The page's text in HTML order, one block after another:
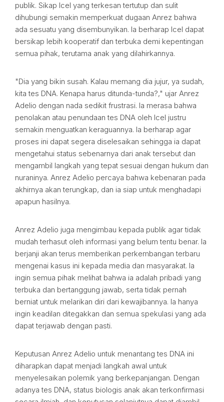
publik. Sikap Icel yang terkesan tertutup dan sulit
dihubungi semakin memperkuat dugaan Anrez bahwa
ada sesuatu yang disembunyikan. Ia berharap Icel dapat
bersikap lebih kooperatif dan terbuka demi kepentingan
semua pihak, terutama anak yang dilahirkannya.
"Dia yang bikin susah. Kalau memang dia jujur, ya sudah,
kita tes DNA. Kenapa harus ditunda-tunda?," ujar Anrez
Adelio dengan nada sedikit frustrasi. Ia merasa bahwa
penolakan atau penundaan tes DNA oleh Icel justru
semakin menguatkan keraguannya. Ia berharap agar
proses ini dapat segera diselesaikan sehingga ia dapat
mengetahui status sebenarnya dari anak tersebut dan
mengambil langkah yang tepat sesuai dengan hukum dan
nuraninya. Anrez Adelio percaya bahwa kebenaran pada
akhirnya akan terungkap, dan ia siap untuk menghadapi
apapun hasilnya.
Anrez Adelio juga mengimbau kepada publik agar tidak
mudah terhasut oleh informasi yang belum tentu benar. Ia
berjanji akan terus memberikan perkembangan terbaru
mengenai kasus ini kepada media dan masyarakat. Ia
ingin semua pihak melihat bahwa ia adalah pribadi yang
terbuka dan bertanggung jawab, serta tidak pernah
berniat untuk melarikan diri dari kewajibannya. Ia hanya
ingin keadilan ditegakkan dan semua spekulasi yang ada
dapat terjawab dengan pasti.
Keputusan Anrez Adelio untuk menantang tes DNA ini
diharapkan dapat menjadi langkah awal untuk
menyelesaikan polemik yang berkepanjangan. Dengan
adanya tes DNA, status biologis anak akan terkonfirmasi